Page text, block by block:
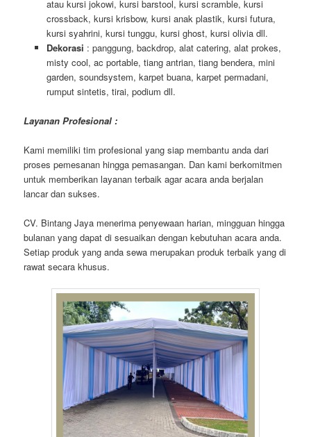
atau kursi jokowi, kursi barstool, kursi scramble, kursi
crossback, kursi krisbow, kursi anak plastik, kursi futura,
kursi syahrini, kursi tunggu, kursi ghost, kursi olivia dll.
Dekorasi : panggung, backdrop, alat catering, alat prokes,
misty cool, ac portable, tiang antrian, tiang bendera, mini
garden, soundsystem, karpet buana, karpet permadani,
rumput sintetis, tirai, podium dll.
Layanan Profesional :
Kami memiliki tim profesional yang siap membantu anda dari
proses pemesanan hingga pemasangan. Dan kami berkomitmen
untuk memberikan layanan terbaik agar acara anda berjalan
lancar dan sukses.
CV. Bintang Jaya menerima penyewaan harian, mingguan hingga
bulanan yang dapat di sesuaikan dengan kebutuhan acara anda.
Setiap produk yang anda sewa merupakan produk terbaik yang di
rawat secara khusus.